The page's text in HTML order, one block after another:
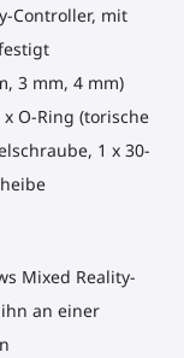
Controller, mit
3 mm, 4 mm)
O-Ring (torische
1 x 30-
Mixed Reality-
an einer